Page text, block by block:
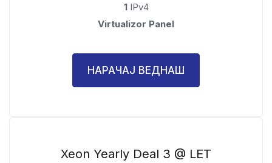
1IPv4
Virtualizor Panel
НАРАЧАЈ ВЕДНАШ
Xeon Yearly Deal 3 @ LET